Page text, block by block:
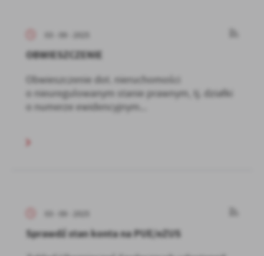
03 - 09 - 2025
OBWIESZCZENIE
Obwieszczenie dot. nieruchomości
o nieuregulowanym stanie prawnym, tj. działki
o numerze ewidencyjnym...
03 - 09 - 2025
Sprawdź stan konta na PUE/eZUS